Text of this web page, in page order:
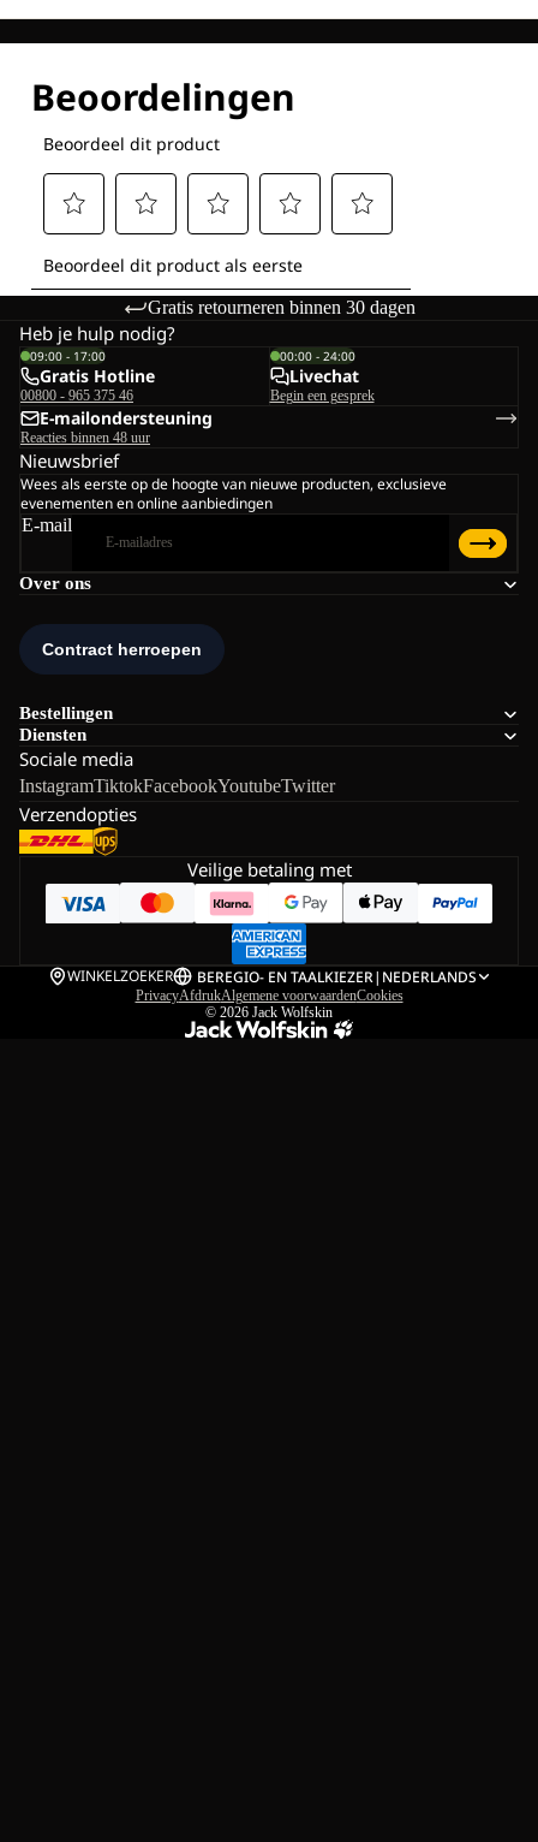
Gratis retourneren binnen 30 dagen
Over ons
Bestellingen
Diensten
Sociale media
InstagramTiktokFacebookYoutubeTwitter
Verzendopties
Heb je hulp nodig?
09:00 - 17:00
Gratis Hotline
00800 - 965 375 46
00:00 - 24:00
Livechat
Begin een gesprek
E-mailondersteuning
Reacties binnen 48 uur
Nieuwsbrief
Wees als eerste op de hoogte van nieuwe producten, exclusieve
evenementen en online aanbiedingen
E-mail
Veilige betaling met
WINKELZOEKER BEREGIO- EN TAALKIEZER| NEDERLANDS
PrivacyAfdrukAlgemene voorwaardenCookies
© 2026 Jack Wolfskin